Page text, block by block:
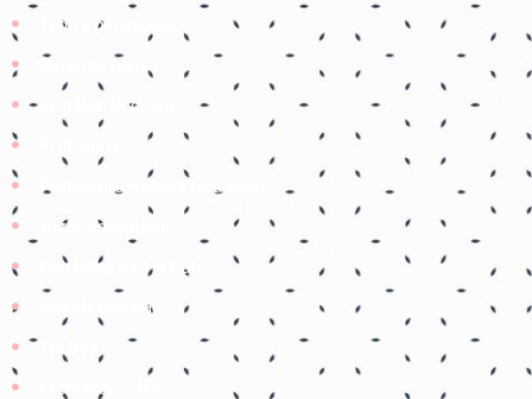
Tudo é pedagógico
Balão de Ideias
Prof Roh Pedroso
Professora Rebeca Neumann
Jogos educativos
Coisinhas da Tia Cal
@ProfessoraGii
Professora Lisiê